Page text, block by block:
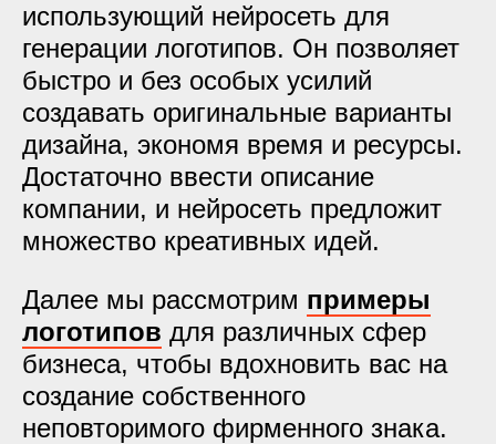
использующий нейросеть для
генерации логотипов. Он позволяет
быстро и без особых усилий
создавать оригинальные варианты
дизайна, экономя время и ресурсы.
Достаточно ввести описание
компании, и нейросеть предложит
множество креативных идей.
Далее мы рассмотрим примеры
логотипов для различных сфер
бизнеса, чтобы вдохновить вас на
создание собственного
неповторимого фирменного знака.